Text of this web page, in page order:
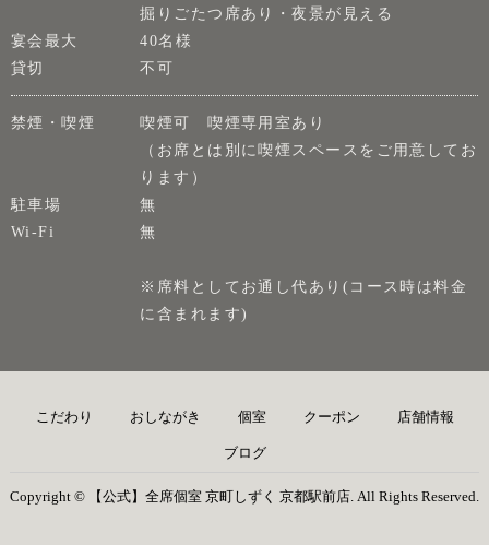
掘りごたつ席あり・夜景が見える
宴会最大
40名様
貸切
不可
禁煙・喫煙
喫煙可 喫煙専用室あり
（お席とは別に喫煙スペースをご用意してお
ります）
駐車場
無
Wi-Fi
無
※席料としてお通し代あり(コース時は料金
に含まれます)
こだわり おしながき 個室 クーポン 店舗情報
ブログ
Copyright © 【公式】全席個室 京町しずく 京都駅前店. All Rights Reserved.